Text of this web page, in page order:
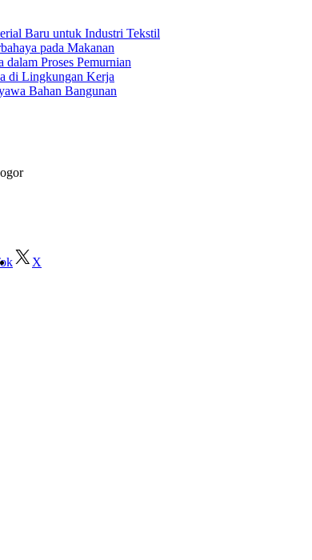
Baru untuk Industri Tekstil
pada Makanan
Proses Pemurnian
di Lingkungan Kerja
Bahan Bangunan
X